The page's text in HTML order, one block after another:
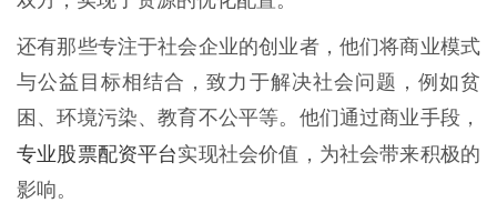
还有那些专注于社会企业的创业者，他们将商业模式
与公益目标相结合，致力于解决社会问题，例如贫
困、环境污染、教育不公平等。他们通过商业手段，
专业股票配资平台实现社会价值，为社会带来积极的
影响。